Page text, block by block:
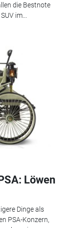
die Bestnote
im...
Löwen
Dinge als
PSA-Konzern,